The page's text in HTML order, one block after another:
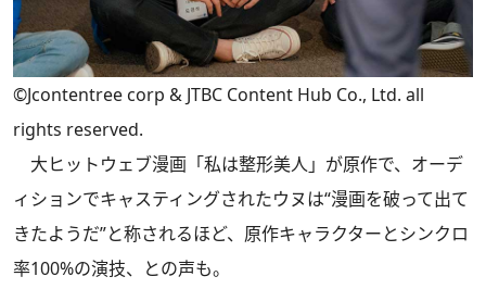
©Jcontentree corp & JTBC Content Hub Co., Ltd. all
rights reserved.
大ヒットウェブ漫画「私は整形美人」が原作で、オーデ
ィションでキャスティングされたウヌは“漫画を破って出て
きたようだ”と称されるほど、原作キャラクターとシンクロ
率100%の演技、との声も。